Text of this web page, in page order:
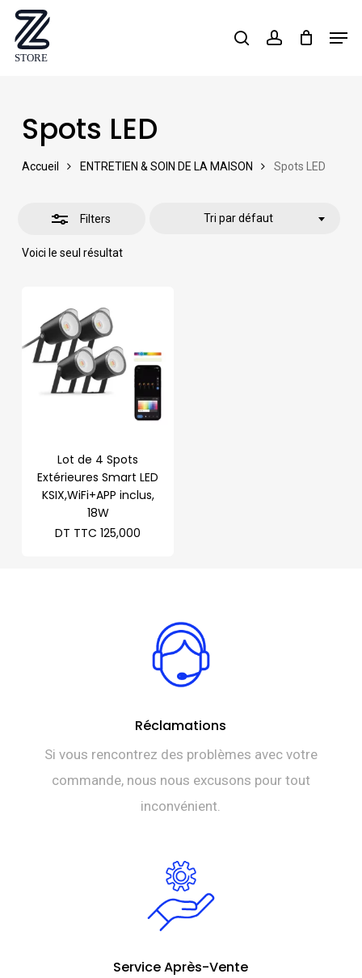
Skip
main
searchaccount
Spots LED
Accueil ENTRETIEN & SOIN DE LA MAISON Spots LED
Filters
Voici le seul résultat
Tri par défaut
Close
Lot de 4 Spots
Extérieures Smart LED
KSIX,WiFi+APP inclus,
18W
DT TTC 125,000
Réclamations
Si vous rencontrez des problèmes avec votre
commande, nous nous excusons pour tout
inconvénient.
Service Après-Vente